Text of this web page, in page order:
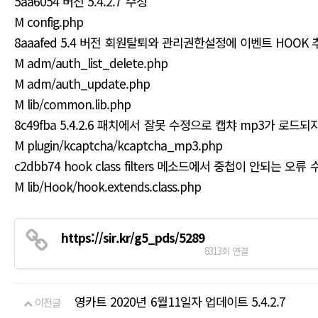
M config.php
8aaafed 5.4 버전 회원탈퇴와 관리권한설정에 이벤트 HOOK
M adm/auth_list_delete.php
M adm/auth_update.php
M lib/common.lib.php
8c49fba 5.4.2.6 패치에서 잘못 수정으로 캡챠 mp3가 로드되
M plugin/kcaptcha/kcaptcha_mp3.php
c2dbb74 hook class filters 메소드에서 중첩이 안되는 오류
M lib/Hook/hook.extends.class.php
https://sir.kr/g5_pds/5289
8313회 연결
이전글 영카트 2020년 6월11일자 업데이트 5.4.2.7